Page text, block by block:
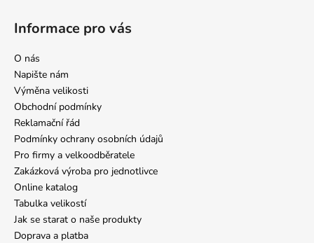
Informace pro vás
O nás
Napište nám
Výměna velikosti
Obchodní podmínky
Reklamační řád
Podmínky ochrany osobních údajů
Pro firmy a velkoodběratele
Zakázková výroba pro jednotlivce
Online katalog
Tabulka velikostí
Jak se starat o naše produkty
Doprava a platba